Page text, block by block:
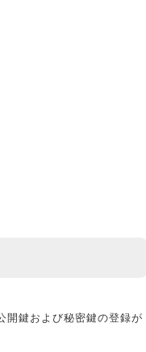
開鍵および秘密鍵の登録が